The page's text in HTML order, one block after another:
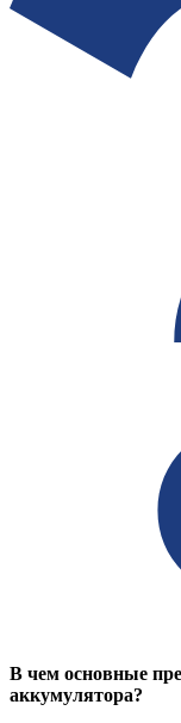
В чем основные
аккумулятора?